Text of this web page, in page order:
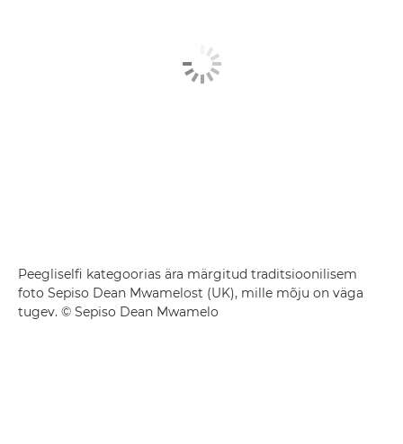
Peegliselfi kategoorias ära märgitud traditsioonilisem
foto Sepiso Dean Mwamelost (UK), mille mõju on väga
tugev. © Sepiso Dean Mwamelo